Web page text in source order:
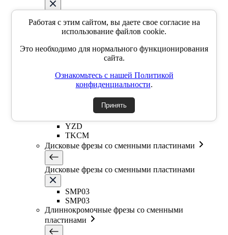
EMR5R
EMR6R
Фасочные фрезы со сменными пластинами
Фасочные фрезы со сменными пластинами
YZD
TKCM
Дисковые фрезы со сменными пластинами
Дисковые фрезы со сменными пластинами
SMP03
SMP03
Длиннокромочные фрезы со сменными
пластинами
Работая с этим сайтом, вы даете свое согласие на
использование файлов cookie.
Это необходимо для нормального функционирования
сайта.
Ознакомьтесь с нашей Политикой
конфиденциальности.
Принять